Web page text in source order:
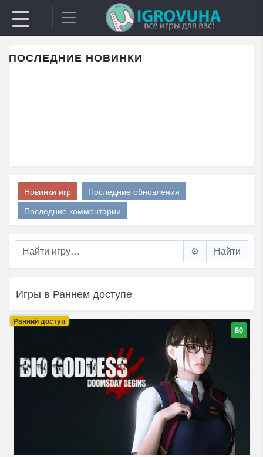
☰
ПОСЛЕДНИЕ НОВИНКИ
Новинки игр
Последние обновления
Последние комментарии
⚙️
Игры в Раннем доступе
Ранний доступ
80